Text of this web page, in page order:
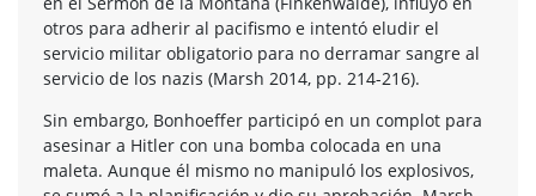
otros para adherir al pacifismo e intentó eludir el
servicio militar obligatorio para no derramar sangre al
servicio de los nazis (Marsh 2014, pp. 214-216).
Sin embargo, Bonhoeffer participó en un complot para
asesinar a Hitler con una bomba colocada en una
maleta. Aunque él mismo no manipuló los explosivos,